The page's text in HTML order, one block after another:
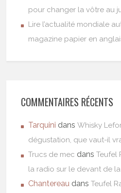
pour changer la vôtre au
Lire l’actualité mondiale
magazine papier en
COMMENTAIRES RÉCENTS
Tarquini dansWhisky
dégustation, que vaut-il
Trucs de mec dansTeufel
la radio sur le devant de
Chantereau dansTeufel